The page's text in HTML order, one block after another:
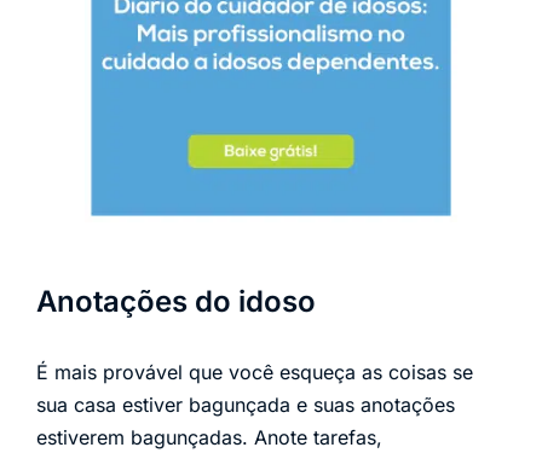
Anotações do idoso
É mais provável que você esqueça as coisas se
sua casa estiver bagunçada e suas anotações
estiverem bagunçadas. Anote tarefas,